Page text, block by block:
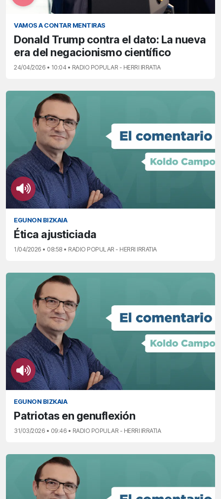
VAMOS A CONTAR MENTIRAS
Donald Trump contra el dato: La nueva
era del negacionismo científico
24/04/2026 • 10:04 • RADIO POPULAR - HERRI IRRATIA
EGUNON BIZKAIA
Ética ajusticiada
1/04/2026 • 08:58 • RADIO POPULAR - HERRI IRRATIA
EGUNON BIZKAIA
Patriotas en genuflexión
31/03/2026 • 09:46 • RADIO POPULAR - HERRI IRRATIA